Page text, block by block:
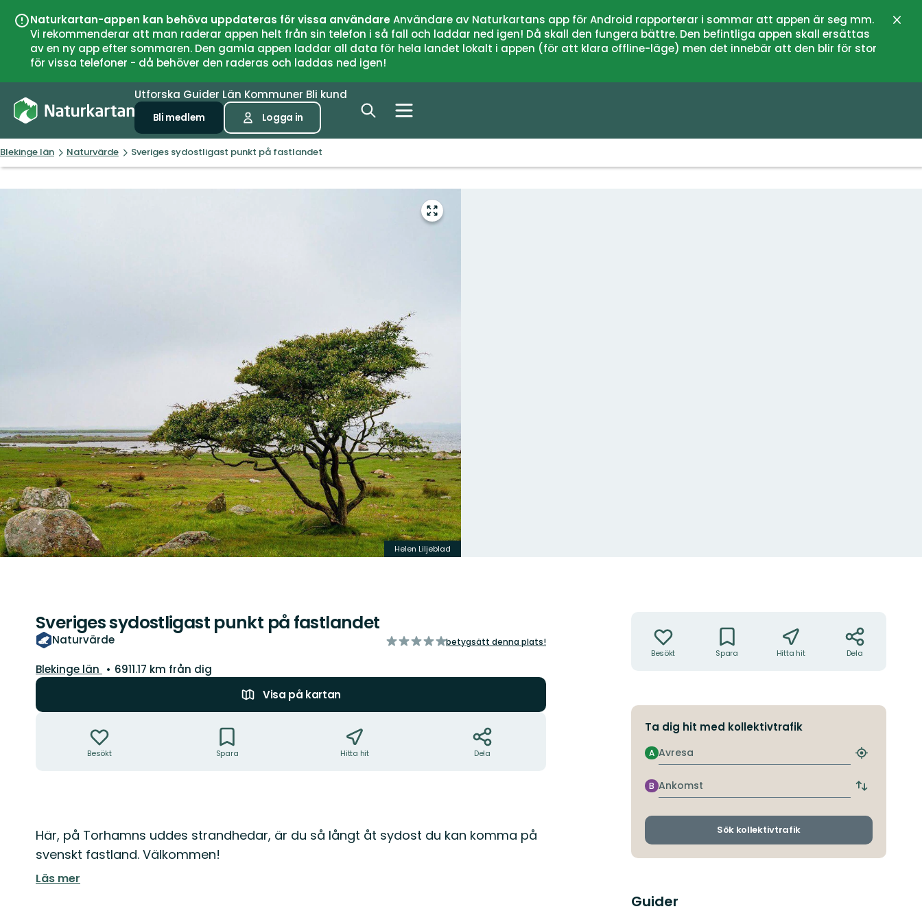
Naturkartan-appen kan behöva uppdateras för vissa användareAnvändare av Naturkartans app för Android rapporterar i sommar att appen är seg mm.
Vi rekommenderar att man raderar appen helt från sin telefon i så fall och laddar ned igen! Då skall den fungera bättre. Den befintliga appen skall ersättas
av en ny app efter sommaren. Den gamla appen laddar all data för hela landet lokalt i appen (för att klara offline-läge) men det innebär att den blir för stor
för vissa telefoner - då behöver den raderas och laddas ned igen!
Utforska Guider Län Kommuner Bli kund
Bli medlem Logga in
Blekinge län Naturvärde Sveriges sydostligast punkt på fastlandet
Gå
till
Helen Liljeblad
Sveriges sydostligast punkt på fastlandet
Naturvärde
av
betygsätt denna plats!
Län:
Blekinge län
6911.17 km från dig
Visa på kartan
Besökt Spara Hitta hit Dela
Beskrivning
Här, på Torhamns uddes strandhedar, är du så långt åt sydost du kan komma på
svenskt fastland. Välkommen!
Läs mer
Besökt Spara Hitta hit Dela
Ta dig hit med kollektivtrafik
Avresa
A
Hitta
hållplats
Ankomst
B
Byt
och
Sök kollektivtrafik
Guider